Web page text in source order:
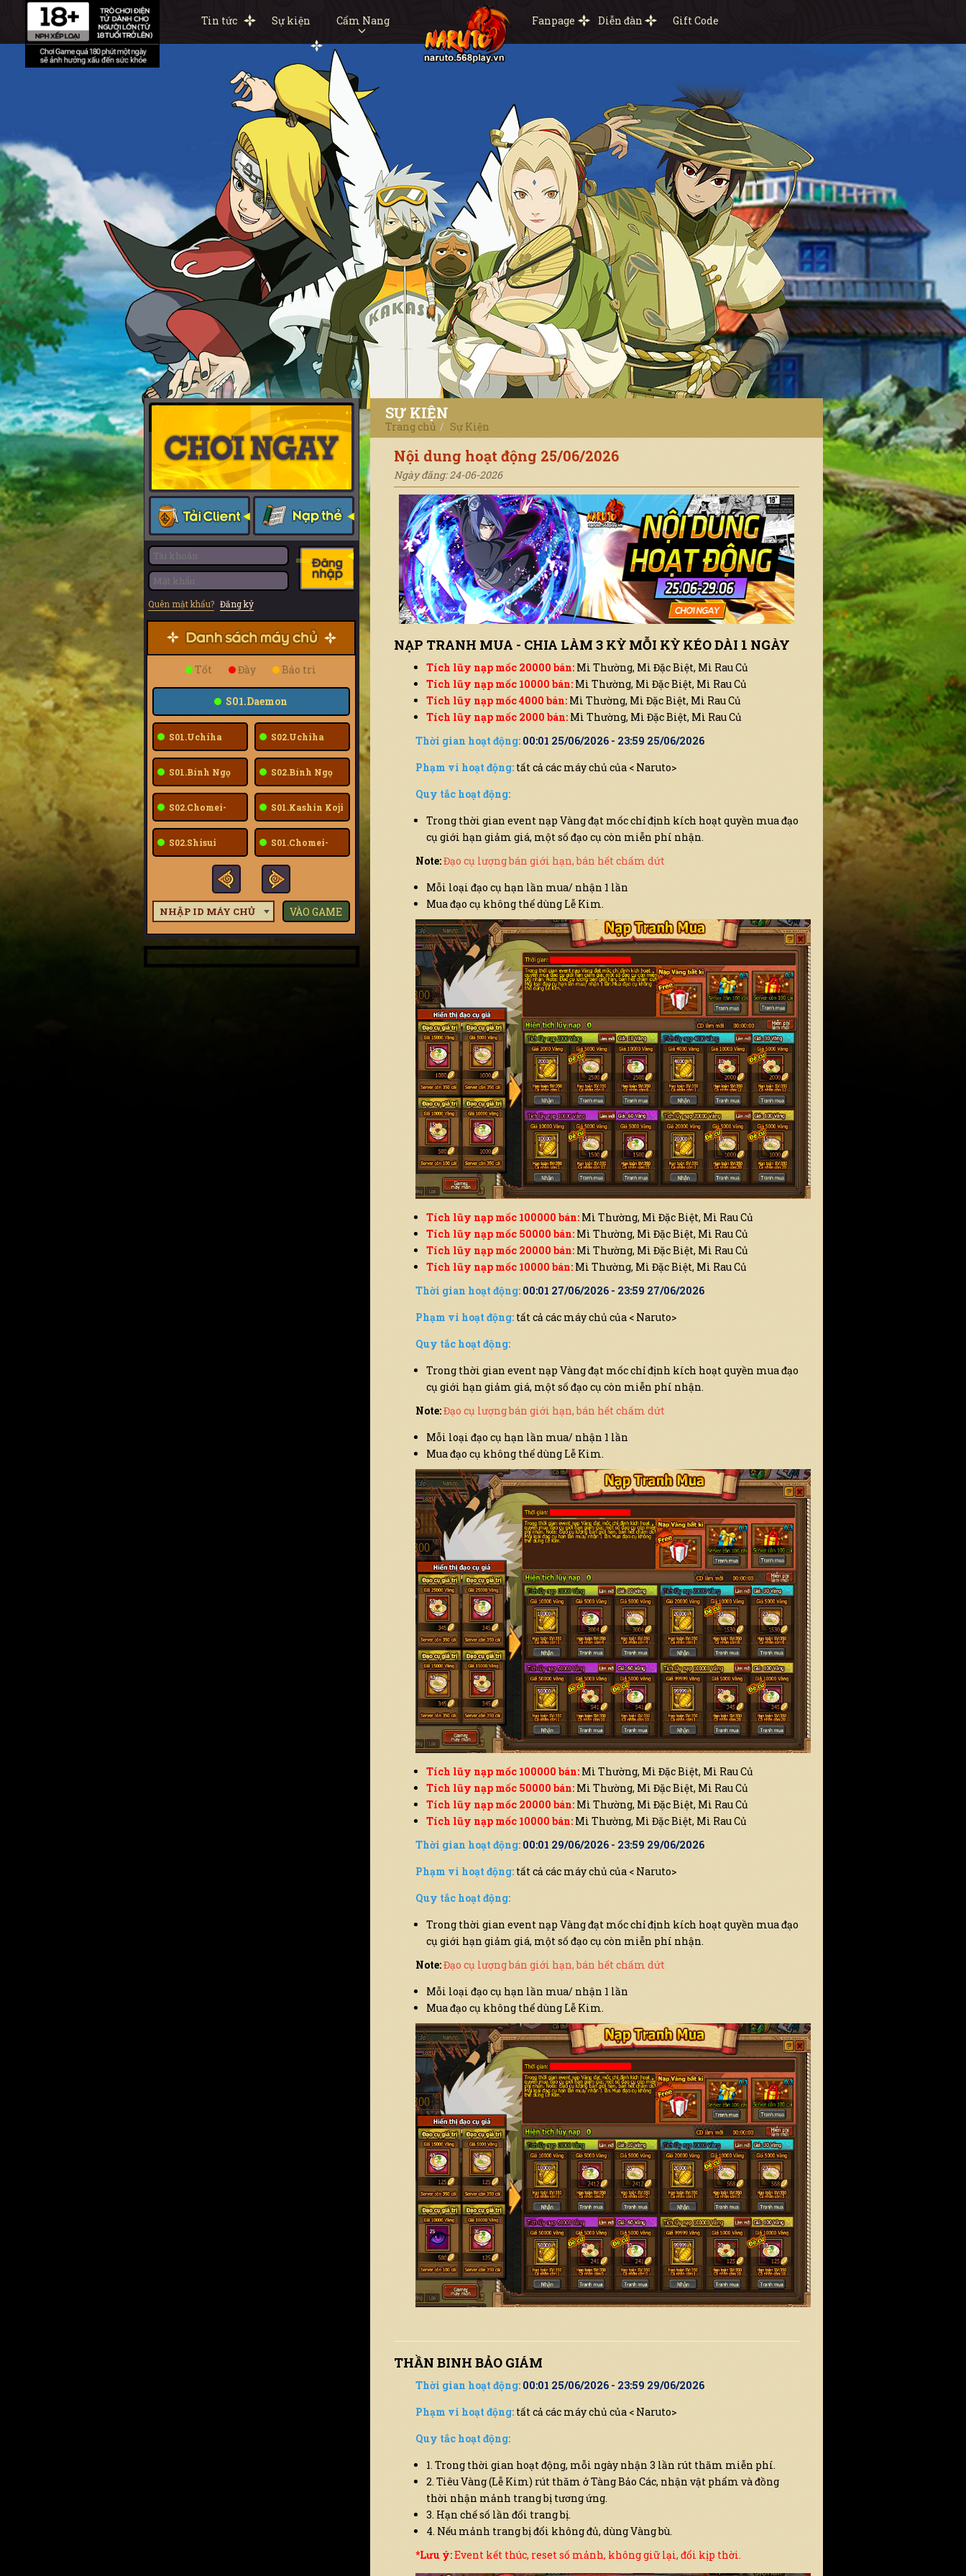
Tin tức Sự kiện Cẩm Nang Fanpage Diễn đàn Gift Code
Quên mật khẩu? Đăng ký
Tốt Đầy Bảo trì
S01.Daemon
S02.Uchiha
Sarada
S01.Uchiha
Sarada
S02.Bính Ngọ
S01.Bính Ngọ
S01.Kashin Koji
S02.Chomei-
Fuu
S01.Chomei-
Fuu
S02.Shisui
NHẬP ID MÁY CHỦ VÀO GAME
SỰ KIỆN
Trang chủ Sự Kiện
Nội dung hoạt động 25/06/2026
Ngày đăng: 24-06-2026
NẠP TRANH MUA - CHIA LÀM 3 KỲ MỖI KỲ KÉO DÀI 1 NGÀY
Tích lũy nạp mốc 20000 bán:Mì Thường, Mì Đặc Biệt, Mì Rau Củ
Tích lũy nạp mốc 10000 bán: Mì Thường, Mì Đặc Biệt, Mì Rau Củ
Tích lũy nạp mốc 4000 bán: Mì Thường, Mì Đặc Biệt, Mì Rau Củ
Tích lũy nạp mốc 2000 bán: Mì Thường, Mì Đặc Biệt, Mì Rau Củ
Thời gian hoạt động: 00:01 25/06/2026 - 23:59 25/06/2026
Phạm vi hoạt động:tất cả các máy chủ của < Naruto>
Quy tắc hoạt động:
Trong thời gian event nạp Vàng đạt mốc chỉ định kích hoạt quyền mua đạo
cụ giới hạn giảm giá, một số đạo cụ còn miễn phí nhận.
Note:Đạo cụ lượng bán giới hạn, bán hết chấm dứt
Mỗi loại đạo cụ hạn lần mua/ nhận 1 lần
Mua đạo cụ không thể dùng Lễ Kim.
Tích lũy nạp mốc 100000 bán:Mì Thường, Mì Đặc Biệt, Mì Rau Củ
Tích lũy nạp mốc 50000 bán: Mì Thường, Mì Đặc Biệt, Mì Rau Củ
Tích lũy nạp mốc 20000 bán: Mì Thường, Mì Đặc Biệt, Mì Rau Củ
Tích lũy nạp mốc 10000 bán: Mì Thường, Mì Đặc Biệt, Mì Rau Củ
Thời gian hoạt động: 00:01 27/06/2026 - 23:59 27/06/2026
Phạm vi hoạt động:tất cả các máy chủ của < Naruto>
Quy tắc hoạt động:
Trong thời gian event nạp Vàng đạt mốc chỉ định kích hoạt quyền mua đạo
cụ giới hạn giảm giá, một số đạo cụ còn miễn phí nhận.
Note:Đạo cụ lượng bán giới hạn, bán hết chấm dứt
Mỗi loại đạo cụ hạn lần mua/ nhận 1 lần
Mua đạo cụ không thể dùng Lễ Kim.
Tích lũy nạp mốc 100000 bán:Mì Thường, Mì Đặc Biệt, Mì Rau Củ
Tích lũy nạp mốc 50000 bán: Mì Thường, Mì Đặc Biệt, Mì Rau Củ
Tích lũy nạp mốc 20000 bán: Mì Thường, Mì Đặc Biệt, Mì Rau Củ
Tích lũy nạp mốc 10000 bán: Mì Thường, Mì Đặc Biệt, Mì Rau Củ
Thời gian hoạt động: 00:01 29/06/2026 - 23:59 29/06/2026
Phạm vi hoạt động:tất cả các máy chủ của < Naruto>
Quy tắc hoạt động:
Trong thời gian event nạp Vàng đạt mốc chỉ định kích hoạt quyền mua đạo
cụ giới hạn giảm giá, một số đạo cụ còn miễn phí nhận.
Note:Đạo cụ lượng bán giới hạn, bán hết chấm dứt
Mỗi loại đạo cụ hạn lần mua/ nhận 1 lần
Mua đạo cụ không thể dùng Lễ Kim.
THẦN BINH BẢO GIÁM
Thời gian hoạt động: 00:01 25/06/2026 - 23:59 29/06/2026
Phạm vi hoạt động:tất cả các máy chủ của < Naruto>
Quy tắc hoạt động:
1. Trong thời gian hoạt động, mỗi ngày nhận 3 lần rút thăm miễn phí.
2. Tiêu Vàng (Lễ Kim) rút thăm ở Tàng Bảo Các, nhận vật phẩm và đồng
thời nhận mảnh trang bị tương ứng.
3. Hạn chế số lần đổi trang bị.
4. Nếu mảnh trang bị đổi không đủ, dùng Vàng bù.
*Lưu ý:Event kết thúc, reset số mảnh, không giữ lại, đổi kịp thời.
Chọn server để nhận code
Vui lòng chọn